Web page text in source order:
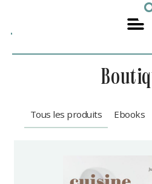
Tous les produits Ebooks